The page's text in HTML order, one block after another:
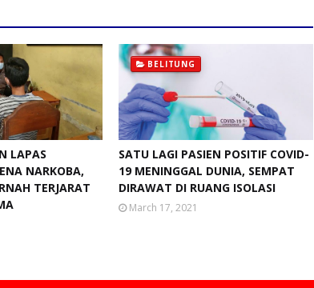
LAPAS
NARKOBA,
TERJARAT
BELITUNG
SATU LAGI PASIEN POSITIF COVID-
19 MENINGGAL DUNIA, SEMPAT
DIRAWAT DI RUANG ISOLASI
March 17, 2021